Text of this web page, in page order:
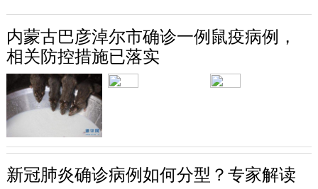
内蒙古巴彦淖尔市确诊一例鼠疫病例，
相关防控措施已落实
新冠肺炎确诊病例如何分型？专家解读